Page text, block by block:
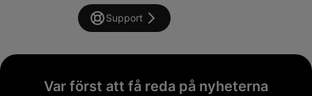
Support
Var först att få reda på nyheterna